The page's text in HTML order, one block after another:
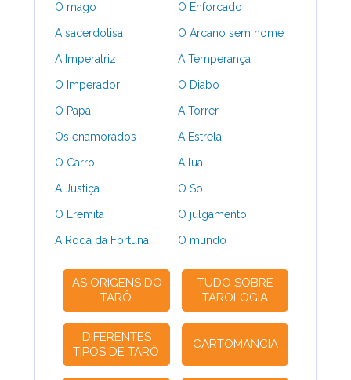
O mago
A sacerdotisa
A Imperatriz
O Imperador
O Papa
Os enamorados
O Carro
A Justiça
O Eremita
A Roda da Fortuna
O Enforcado
O Arcano sem nome
A Temperança
O Diabo
A Torrer
A Estrela
A lua
O Sol
O julgamento
O mundo
AS ORIGENS DO
TARÔ
TUDO SOBRE
TAROLOGIA
DIFERENTES
TIPOS DE TARÔ
CARTOMANCIA